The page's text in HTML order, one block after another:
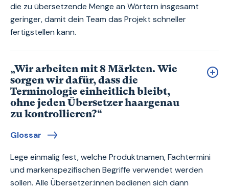
die zu übersetzende Menge an Wörtern insgesamt
geringer, damit dein Team das Projekt schneller
fertigstellen kann.
„Wir arbeiten mit 8 Märkten. Wie
sorgen wir dafür, dass die
Terminologie einheitlich bleibt,
ohne jeden Übersetzer haargenau
zu kontrollieren?“
Glossar
Lege einmalig fest, welche Produktnamen, Fachtermini
und markenspezifischen Begriffe verwendet werden
sollen. Alle Übersetzer:innen bedienen sich dann